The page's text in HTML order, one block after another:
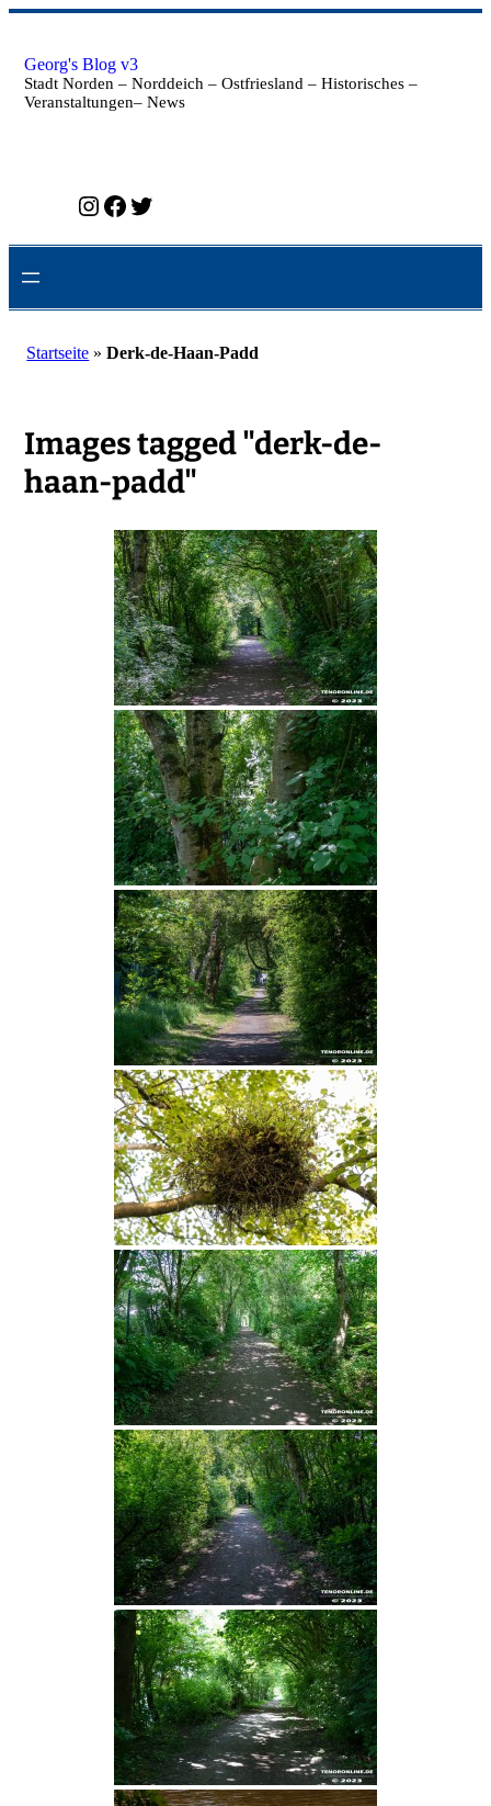
Zum
springen
Georg's Blog v3
Stadt Norden – Norddeich – Ostfriesland – Historisches –
Veranstaltungen– News
Instagram Facebook Twitter
Startseite »Derk-de-Haan-Padd
Images tagged "derk-de-
haan-padd"